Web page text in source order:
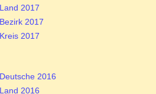
Land 2017
Bezirk 2017
Kreis 2017
Deutsche 2016
Land 2016